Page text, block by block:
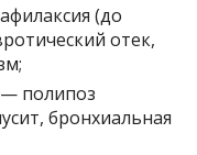
(до
отек,
— полипоз
бронхиальная